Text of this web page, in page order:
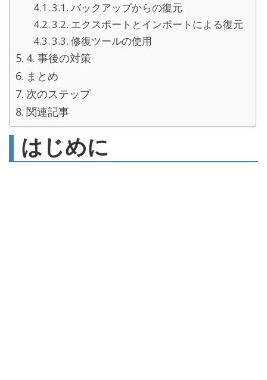
3.1. バックアップからの復元
3.2. エクスポートとインポートによる復元
3.3. 修復ツールの使用
4. 事後の対策
まとめ
次のステップ
関連記事
はじめに